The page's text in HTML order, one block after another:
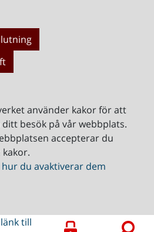
använder kakor för att
besök på vår webbplats.
accepterar du
kakor.
du avaktiverar dem